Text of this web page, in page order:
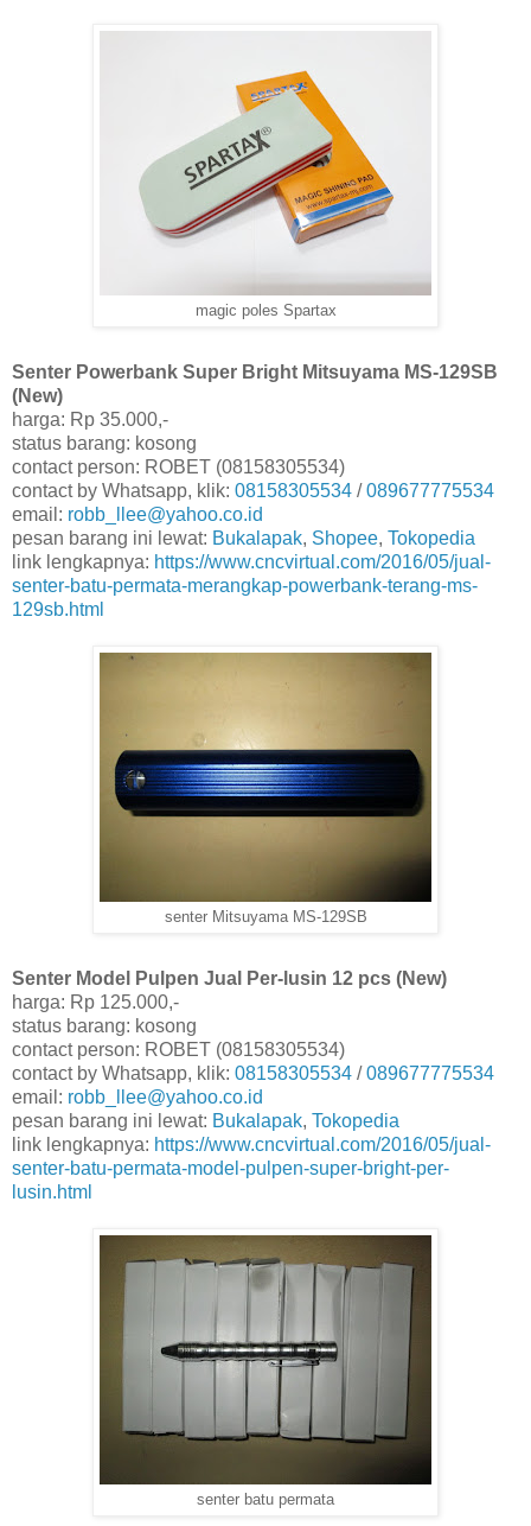
magic poles Spartax
Senter Powerbank Super Bright Mitsuyama MS-129SB
(New)
harga: Rp 35.000,-
status barang: kosong
contact person: ROBET (08158305534)
contact by Whatsapp, klik: 08158305534 /089677775534
email: robb_llee@yahoo.co.id
pesan barang ini lewat: Bukalapak, Shopee, Tokopedia
link lengkapnya: https://www.cncvirtual.com/2016/05/jual-
senter-batu-permata-merangkap-powerbank-terang-ms-
129sb.html
senter Mitsuyama MS-129SB
Senter Model Pulpen Jual Per-lusin 12 pcs (New)
harga: Rp 125.000,-
status barang: kosong
contact person: ROBET (08158305534)
contact by Whatsapp, klik: 08158305534 /089677775534
email: robb_llee@yahoo.co.id
pesan barang ini lewat: Bukalapak, Tokopedia
link lengkapnya: https://www.cncvirtual.com/2016/05/jual-
senter-batu-permata-model-pulpen-super-bright-per-
lusin.html
senter batu permata